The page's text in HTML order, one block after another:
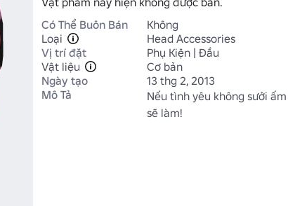
Có Thể Buôn Bán
Không
Loại
Head Accessories
Vị trí đặt
Phụ Kiện | Đầu
Vật liệu
Cơ bản
Ngày tạo
13 thg 2, 2013
Mô Tả
Nếu tình yêu không sưởi
sẽ làm!